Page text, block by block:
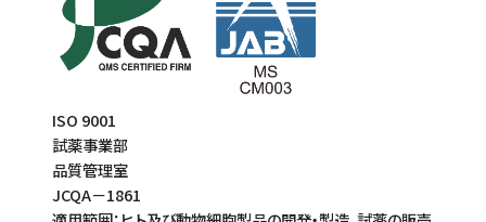
ISO 9001
試薬事業部
品質管理室
JCQA－1861